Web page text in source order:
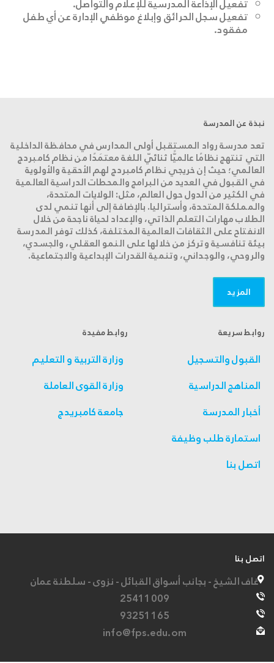
تفعيل الإذاعة المدرسية للإعلام والتواصل.
تفعيل سجل الحرائق وإبلاغ موظفي الإدارة عن أي طفل
مفقود.
نبذة عن المدرسة
تعد مدرسة رواد المستقبل أولى المدارس في محافظة الداخلية
التي تنتهج نظامًا عالميًّا ثنائيّ اللغة معتمَدًا من نظام كامبردج
العالمي؛ حيث إن خريجي نظام كامبردج لهم الأحقية والأولوية
في القبول في العديد من البرامج والمحطات الدراسية العالمية
في الكثير من الدول حول العالم، مثل: الولايات المتحدة،
والمملكة المتحدة، وأستراليا. بالإضافة إلى أنها تنمي لدى
الطلاب مهارات التعلم الذاتي، والإعداد لحياة ناجحة من خلال
الانفتاح على الثقافات العالمية المختلفة، كذلك توفر المدرسة
بيئة تنافسية وتركز من خلالها على النمو العقلي، والجسدي،
والروحي، والوجداني، وتنمية القدرات الإبداعية والاجتماعية.
المزید
روابط مفيدة
وزارة التربية و التعليم
وزارة القوى العاملة
جامعة كامبريدج
روابط سريعة
القبول والتسجيل
المناهج الدراسية
أخبار المدرسة
استمارة طلب وظيفة
اتصل بنا
اتصل بنا
غاف الشيخ - بجانب أسواق القبائل - نزوى - سلطنة عمان
25411009
93251165
info@fps.edu.om